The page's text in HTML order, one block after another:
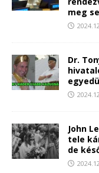
meg
Dr.
John
tele
de